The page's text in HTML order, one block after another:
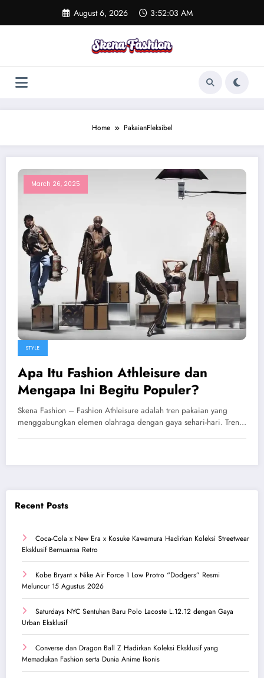
content
August 6, 2026 3:52:03 AM
Home PakaianFleksibel
March 26, 2025
STYLE
Apa Itu Fashion Athleisure dan
Mengapa Ini Begitu Populer?
Skena Fashion – Fashion Athleisure adalah tren pakaian yang
menggabungkan elemen olahraga dengan gaya sehari-hari. Tren…
Recent Posts
Coca-Cola x New Era x Kosuke Kawamura Hadirkan Koleksi Streetwear
Eksklusif Bernuansa Retro
Kobe Bryant x Nike Air Force 1 Low Protro “Dodgers” Resmi
Meluncur 15 Agustus 2026
Saturdays NYC Sentuhan Baru Polo Lacoste L.12.12 dengan Gaya
Urban Eksklusif
Converse dan Dragon Ball Z Hadirkan Koleksi Eksklusif yang
Memadukan Fashion serta Dunia Anime Ikonis